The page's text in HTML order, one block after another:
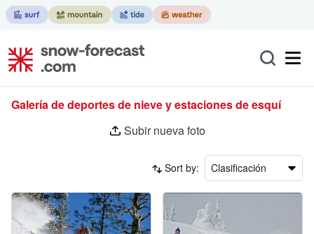
Galería de deportes de nieve y estaciones de esquí
Subir nueva foto
Sort by: Clasificación